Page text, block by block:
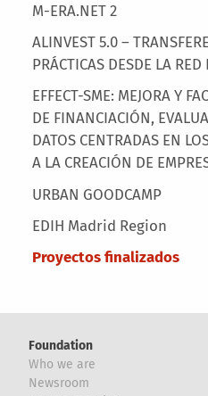
M-ERA.NET 2
ALINVEST 5.0 –
PRÁCTICAS DESDE LA RED
EFFECT-SME: MEJORA Y
DE FINANCIACIÓN,
DATOS CENTRADAS EN
A LA CREACIÓN DE
URBAN GOODCAMP
EDIH Madrid Region
Proyectos finalizados
Foundation
Who we are
Newsroom